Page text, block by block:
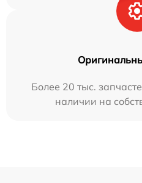
Более 20 тыс.
наличии на